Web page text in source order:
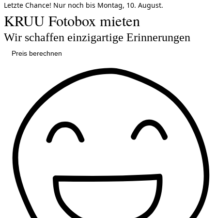
Letzte Chance! Nur noch bis Montag, 10. August.
KRUU Fotobox mieten
Wir schaffen einzigartige Erinnerungen
Preis berechnen